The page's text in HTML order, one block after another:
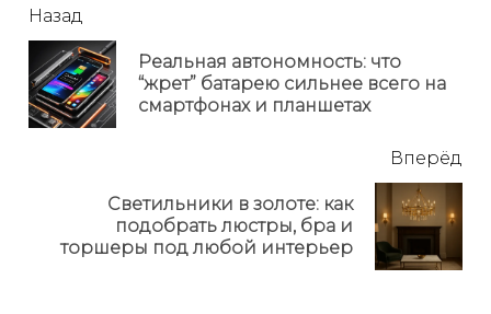
читать
еще
Назад
Реальная автономность: что
“жрет” батарею сильнее всего на
смартфонах и планшетах
Вперёд
post:
Светильники в золоте: как
подобрать люстры, бра и
торшеры под любой интерьер